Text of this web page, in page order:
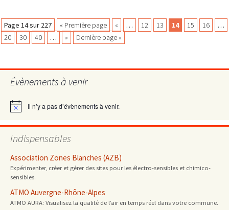
Navigation
des
articles
Page 14 sur 227 « Première page « … 12 13 14 15 16
…
20
30 40 … » Dernière page »
Évènements à venir
Notice Il n’y a pas d’évènements à venir.
Indispensables
Association Zones Blanches (AZB)
Expérimenter, créer et gérer des sites pour les électro-sensibles et chimico-
sensibles.
ATMO Auvergne-Rhône-Alpes
ATMO AURA: Visualisez la qualité de l’air en temps réel dans votre commune.